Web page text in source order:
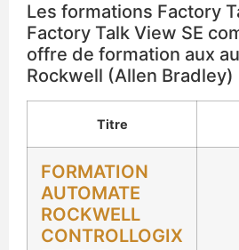
Les formations Factory
Factory Talk View SE
offre de formation aux
Rockwell (Allen Bradley)
Titre
FORMATION
AUTOMATE
ROCKWELL
CONTROLLOGIX